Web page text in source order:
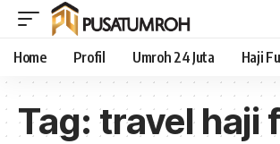
Home Profil Umroh 24 Juta Haji
Tag: travel haji